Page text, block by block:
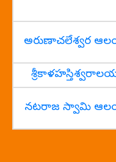
అరుణాచలేశ్వర
నటరాజ స్వామి